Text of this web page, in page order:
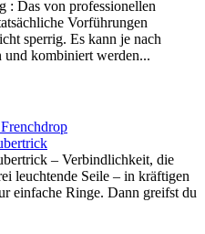
: Das von professionellen
Vorführungen
sperrig. Es kann je nach
und kombiniert werden...
– Verbindlichkeit, die
leuchtende Seile – in kräftigen
einfache Ringe. Dann greifst du